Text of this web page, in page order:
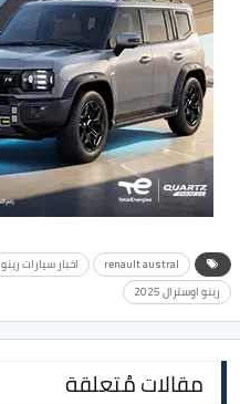
renault austral اخبار سيارات رينو
رينو اوسترال 2025
مقالات مُتعلقة